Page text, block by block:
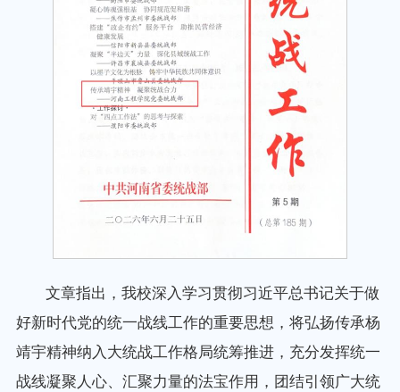
文章指出，我校深入学习贯彻习近平总书记关于做
好新时代党的统一战线工作的重要思想，将弘扬传承杨
靖宇精神纳入大统战工作格局统筹推进，充分发挥统一
战线凝聚人心、汇聚力量的法宝作用，团结引领广大统